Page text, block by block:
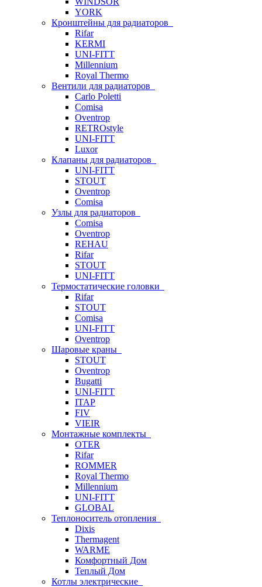
YORK
Кронштейны для радиаторов
Rifar
KERMI
UNI-FITT
Millennium
Royal Thermo
Вентили для радиаторов
Carlo Poletti
Comisa
Oventrop
RETROstyle
UNI-FITT
Luxor
Клапаны для радиаторов
UNI-FITT
STOUT
Oventrop
Comisa
Узлы для радиаторов
Comisa
Oventrop
REHAU
Rifar
STOUT
UNI-FITT
Термостатические головки
Rifar
STOUT
Comisa
UNI-FITT
Oventrop
Шаровые краны
STOUT
Oventrop
Bugatti
UNI-FITT
ITAP
FIV
VIEIR
Монтажные комплекты
OTER
Rifar
ROMMER
Royal Thermo
Millennium
UNI-FITT
GLOBAL
Теплоноситель отопления
Dixis
Thermagent
WARME
Комфортный Дом
Теплый Дом
Котлы электрические